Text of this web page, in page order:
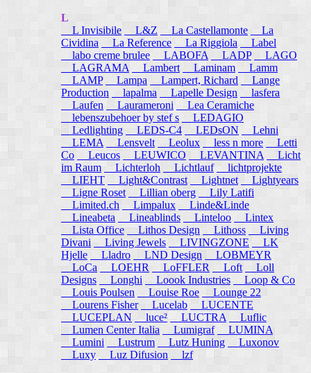
L
L Invisibile
L&Z La Castellamonte
La
Cividina
La Reference La Riggiola
Label
labo creme brulee
LABOFA LADP
LAGO
LAGRAMA
Lambert Laminam
Lamm
LAMP
Lampa Lampert, Richard
Lange
Production
lapalma Lapelle Design
lasfera
Laufen
Laurameroni
Lea Ceramiche
lebenszubehoer by stef s
LEDAGIO
Ledlighting
LEDS-C4 LEDsON
Lehni
LEMA
Lensvelt Leolux less n more
Letti
Co
Leucos LEUWICO LEVANTINA
Licht
im Raum
Lichterloh Lichtlauf lichtprojekte
LIEHT
Light&Contrast Lightnet
Lightyears
Ligne Roset
Lillian oberg
Lily Latifi
Limited.ch
Limpalux
Linde&Linde
Lineabeta
Lineablinds Linteloo
Lintex
Lista Office Lithos Design Lithoss
Living
Divani
Living Jewels LIVINGZONE
LK
Hjelle
Lladro LND Design
LOBMEYR
LoCa
LOEHR LoFFLER Loft
Loll
Designs
Longhi Loook Industries
Loop & Co
Louis Poulsen
Louise Roe
Lounge 22
Lourens Fisher
Lucelab
LUCENTE
LUCEPLAN
luce² LUCTRA
Luflic
Lumen Center Italia
Lumigraf
LUMINA
Lumini
Lustrum Lutz Huning
Luxonov
Luxy
Luz Difusion lzf